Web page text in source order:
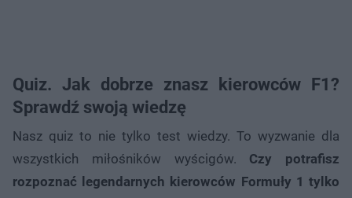
Quiz. Jak dobrze znasz kierowców F1?
Sprawdź swoją wiedzę
Nasz quiz to nie tylko test wiedzy. To wyzwanie dla
wszystkich miłośników wyścigów. Czy potrafisz
rozpoznać legendarnych kierowców Formuły 1 tylko